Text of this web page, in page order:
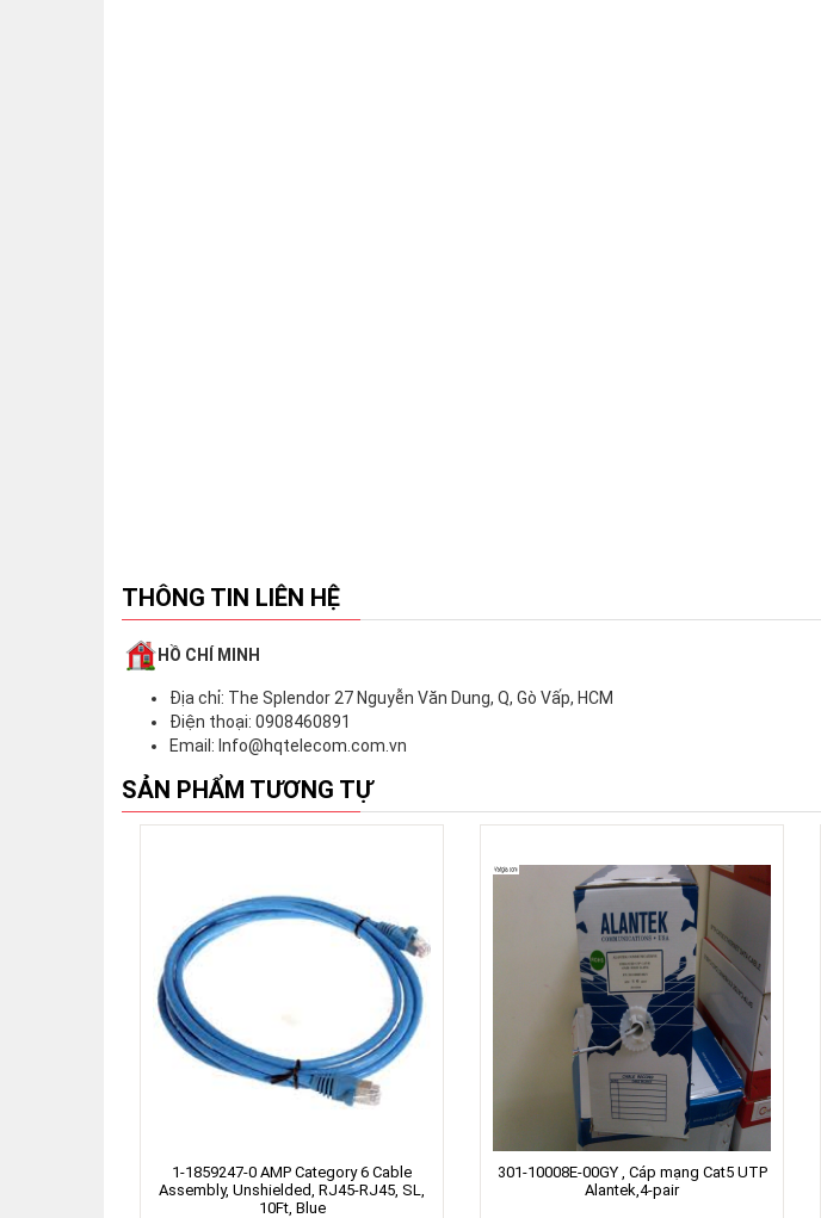
THÔNG TIN LIÊN HỆ
HỒ CHÍ MINH
Địa chỉ: The Splendor 27 Nguyễn Văn Dung, Q, Gò Vấp, HCM
Điện thoại: 0908460891
Email: Info@hqtelecom.com.vn
SẢN PHẨM TƯƠNG TỰ
Xem chi tiết
1-1859247-0 AMP Category 6 Cable
Assembly, Unshielded, RJ45-RJ45, SL,
10Ft, Blue
Xem chi tiết
301-10008E-00GY , Cáp mạng Cat5 UTP
Alantek,4-pair